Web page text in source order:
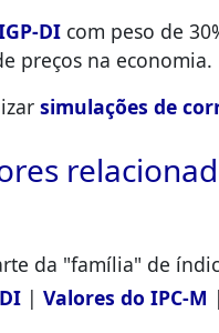
DI com peso de
preços na economia.
simulações de
da "família" de
| Valores do IPC-M |